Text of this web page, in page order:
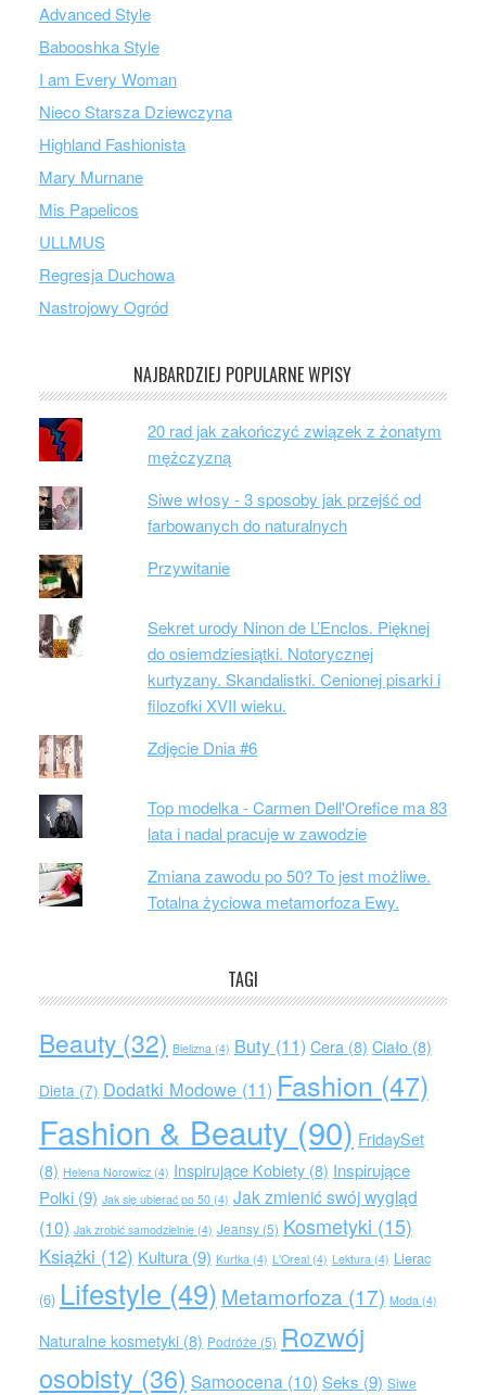
Advanced Style
Babooshka Style
I am Every Woman
Nieco Starsza Dziewczyna
Highland Fashionista
Mary Murnane
Mis Papelicos
ULLMUS
Regresja Duchowa
Nastrojowy Ogród
NAJBARDZIEJ POPULARNE WPISY
20 rad jak zakończyć związek z żonatym
mężczyzną
Siwe włosy - 3 sposoby jak przejść od
farbowanych do naturalnych
Przywitanie
Sekret urody Ninon de L’Enclos. Pięknej
do osiemdziesiątki. Notorycznej
kurtyzany. Skandalistki. Cenionej pisarki i
filozofki XVII wieku.
Zdjęcie Dnia #6
Top modelka - Carmen Dell'Orefice ma 83
lata i nadal pracuje w zawodzie
Zmiana zawodu po 50? To jest możliwe.
Totalna życiowa metamorfoza Ewy.
TAGI
Beauty(32) Bielizna (4) Buty(11) Cera (8) Ciało(8)
Dieta (7) Dodatki Modowe(11) Fashion (47)
Fashion & Beauty (90) FridaySet
(8) Helena Norowicz(4) Inspirujące Kobiety(8) Inspirujące
Polki(9) Jak się ubierać po 50(4) Jak zmienić swój wygląd
(10) Jak zrobić samodzielnie(4) Jeansy(5) Kosmetyki (15)
Książki (12) Kultura(9) Kurtka (4) L'Oreal(4) Lektura (4) Lierac
(6) Lifestyle (49) Metamorfoza (17) Moda (4)
Naturalne kosmetyki(8) Podróże (5) Rozwój
osobisty (36) Samoocena (10) Seks (9) Siwe